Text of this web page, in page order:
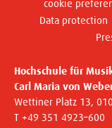
cookie
Data protection
Hochschule für
Carl Maria von
Wettiner Platz 13,
T +49 351 4923–600